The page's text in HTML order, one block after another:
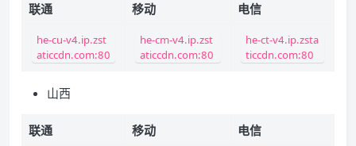
联通 移动 电信
he-cu-v4.ip.zst
aticcdn.com:80
he-cm-v4.ip.zst
aticcdn.com:80
he-ct-v4.ip.zsta
ticcdn.com:80
山西
联通 移动 电信